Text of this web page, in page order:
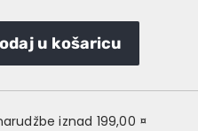
u košaricu
iznad 199,00 ¤